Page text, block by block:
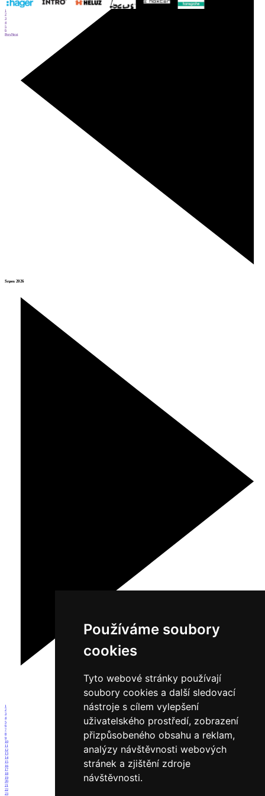
Používáme soubory
cookies
Tyto webové stránky používají
soubory cookies a další sledovací
nástroje s cílem vylepšení
uživatelského prostředí, zobrazení
přizpůsobeného obsahu a reklam,
analýzy návštěvnosti webových
stránek a zjištění zdroje
návštěvnosti.
Srpen 2026
1
2
3
4
5
6
7
8
9
10
11
12
13
14
15
16
17
18
19
20
21
22
23
1
2
3
4
5
6
PrevNext